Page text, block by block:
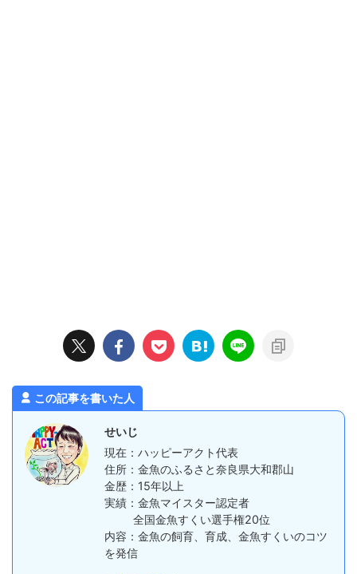
この記事を書いた人
せいじ
現在：ハッピーアクト代表
住所：金魚のふるさと奈良県大和郡山
金歴：15年以上
実績：金魚マイスター認定者
全国金魚すくい選手権20位
内容：金魚の飼育、育成、金魚すくいのコツ
を発信